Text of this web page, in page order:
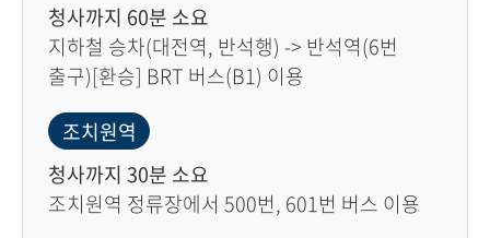
청사까지 60분 소요
지하철 승차(대전역, 반석행) -> 반석역(6번
출구)[환승] BRT 버스(B1) 이용
조치원역
청사까지 30분 소요
조치원역 정류장에서 500번, 601번 버스 이용